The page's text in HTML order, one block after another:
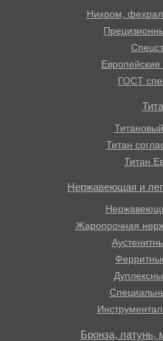
Нихром,
Европейские
ГОСТ
Титан
Титан
Нержавеющая и
Жаропрочная
Бронза, латунь,